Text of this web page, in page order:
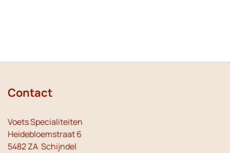
Contact
Voets Specialiteiten
Heidebloemstraat 6
5482 ZA Schijndel